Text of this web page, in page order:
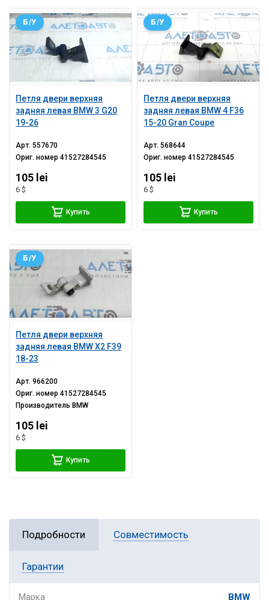
Петля двери верхняя
задняя левая BMW 3 G20
19-26
Б/У
Арт.557670
Ориг. номер41527284545
105 lei
6 $
Купить
Петля двери верхняя
задняя левая BMW 4 F36
15-20 Gran Coupe
Б/У
Арт.568644
Ориг. номер41527284545
105 lei
6 $
Купить
Петля двери верхняя
задняя левая BMW X2 F39
18-23
Б/У
Арт.966200
Ориг. номер41527284545
Производитель BMW
105 lei
6 $
Купить
Подробности Совместимость
Гарантии
Марка BMW